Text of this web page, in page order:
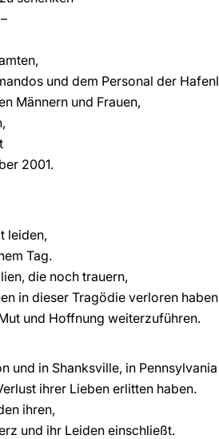
und dem Personal der
Männern und Frauen,
2001.
leiden,
Tag.
die noch trauern,
in dieser Tragödie verloren
und Hoffnung weiterzuführen.
und in Shanksville, in Pennsylvania
ihrer Lieben erlitten haben.
ihren,
und ihr Leiden einschließt.